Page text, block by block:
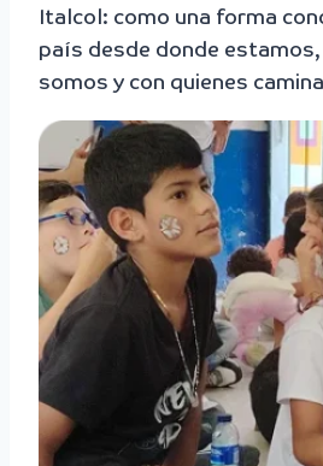
Italcol: como una forma
país desde donde estamos,
somos y con quienes